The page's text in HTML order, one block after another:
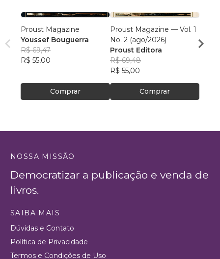
Proust Magazine
Youssef Bouguerra
R$ 69,47
R$ 55,00
Comprar
Proust Magazine — Vol. 1
No. 2 (ago/2026)
Proust Editora
R$ 69,48
R$ 55,00
Comprar
NOSSA MISSÃO
Democratizar a publicação e venda de
livros.
SAIBA MAIS
Dúvidas e Contato
Política de Privacidade
Termos e Condições de Uso